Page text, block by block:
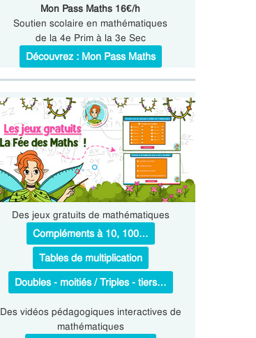
Mon Pass Maths 16€/h
Soutien scolaire en mathématiques
de la 4e Prim à la 3e Sec
Découvrez : Mon Pass Maths
Des jeux gratuits de mathématiques
Compléments à 10, 100…
Tables de multiplication
Doubles - moitiés / Triples - tiers…
Des vidéos pédagogiques interactives de
mathématiques